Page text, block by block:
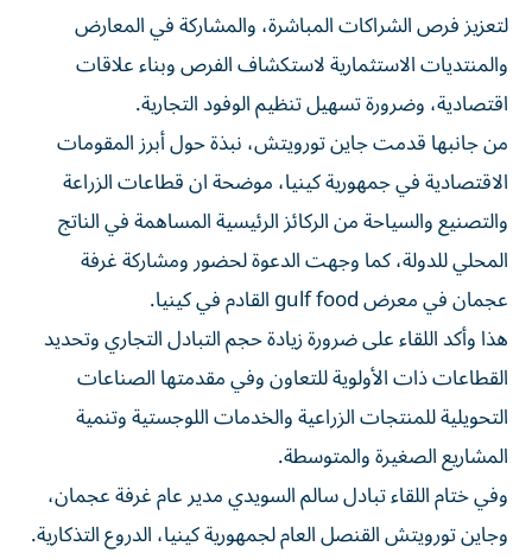
لتعزيز فرص الشراكات المباشرة، والمشاركة في المعارض
والمنتديات الاستثمارية لاستكشاف الفرص وبناء علاقات
اقتصادية، وضرورة تسهيل تنظيم الوفود التجارية.
من جانبها قدمت جاين تورويتش، نبذة حول أبرز المقومات
الاقتصادية في جمهورية كينيا، موضحة ان قطاعات الزراعة
والتصنيع والسياحة من الركائز الرئيسية المساهمة في الناتج
المحلي للدولة، كما وجهت الدعوة لحضور ومشاركة غرفة
عجمان في معرض gulf food القادم في كينيا.
هذا وأكد اللقاء على ضرورة زيادة حجم التبادل التجاري وتحديد
القطاعات ذات الأولوية للتعاون وفي مقدمتها الصناعات
التحويلية للمنتجات الزراعية والخدمات اللوجستية وتنمية
المشاريع الصغيرة والمتوسطة.
وفي ختام اللقاء تبادل سالم السويدي مدير عام غرفة عجمان،
وجاين تورويتش القنصل العام لجمهورية كينيا، الدروع التذكارية.